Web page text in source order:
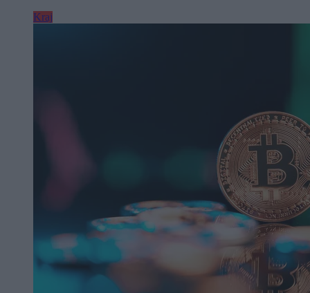
Kraj